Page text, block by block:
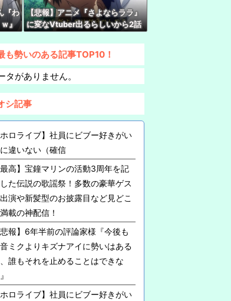
森めとさん『会うこともないし話す
T-Party!」 全Tシャツラインナップ公
！３D水着だと！重大告知が7個あり
イブ/宝鐘マリン】
オちゃんとかいうドチャLOVEｗｗｗ
『わ
』
【悲報】アニメ『さよならララ』
に変なVtuber出るらしいから2話
も勢いのある記事TOP10！
タがありません。
シ記事
ホロライブ】社員にビブー好きがい
違いない（確信
最高】宝鐘マリンの活動3周年を記
た伝説の歌謡祭！多数の豪華ゲス
出演や新髪型のお披露目など見どこ
載の神配信！
悲報】6年半前の評論家様『今後も
ミクよりキズナアイに勢いはある
、誰もそれを止めることはできな
ホロライブ】社員にビブー好きがい